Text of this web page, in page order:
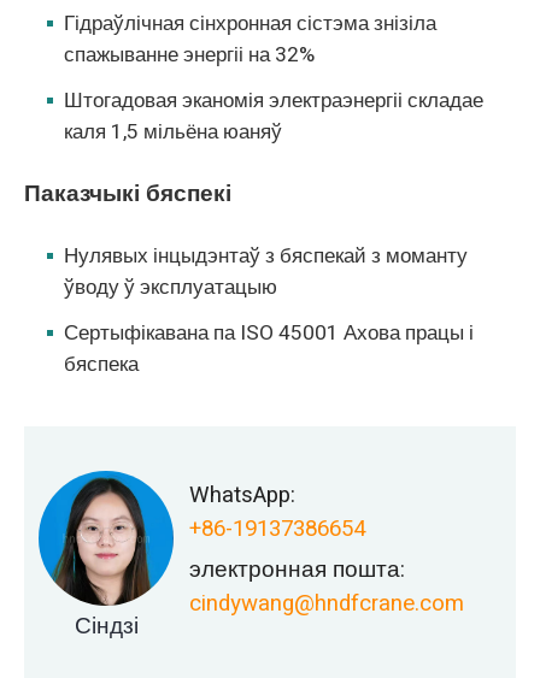
Гідраўлічная сінхронная сістэма знізіла
спажыванне энергіі на 32%
Штогадовая эканомія электраэнергіі складае
каля 1,5 мільёна юаняў
Паказчыкі бяспекі
Нулявых інцыдэнтаў з бяспекай з моманту
ўводу ў эксплуатацыю
Сертыфікавана па ISO 45001 Ахова працы і
бяспека
Сіндзі
WhatsApp:
+86-19137386654
электронная пошта:
cindywang@hndfcrane.com